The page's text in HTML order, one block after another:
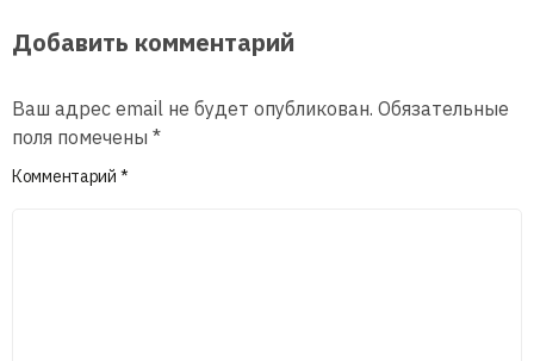
Добавить комментарий
Ваш адрес email не будет опубликован. Обязательные
поля помечены *
Комментарий *